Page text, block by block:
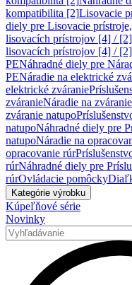
kompatibilita [2]Lisovacie
diely pre Lisovacie
lisovacích prístrojov [4] / [2]
lisovacích prístrojov [4] / [2]
PENáhradné diely pre
PENáradie na elektrické
elektrické zváranie
zváranieNáradie na
zváranie natupo
natupoNáhradné diely pre
natupoNáradie na
opracovanie rúr
rúrNáhradné diely pre
rúrOvládacie pomôcky
Kategórie výrobku
Kúpeľňové série
Novinky